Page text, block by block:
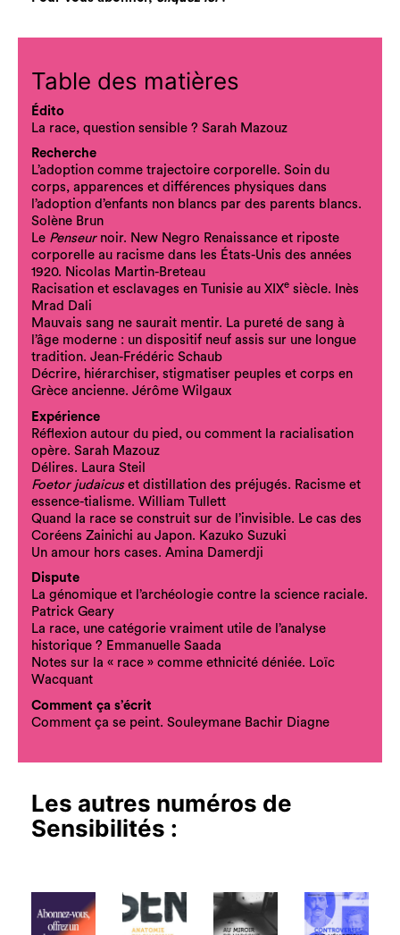
Table des matières
Édito
La race, question sensible ? Sarah Mazouz
Recherche
L’adoption comme trajectoire corporelle. Soin du
corps, apparences et différences physiques dans
l’adoption d’enfants non blancs par des parents blancs.
Solène Brun
Le Penseur noir. New Negro Renaissance et riposte
corporelle au racisme dans les États-Unis des années
1920. Nicolas Martin-Breteau
Racisation et esclavages en Tunisie au XIXe siècle. Inès
Mrad Dali
Mauvais sang ne saurait mentir. La pureté de sang à
l’âge moderne : un dispositif neuf assis sur une longue
tradition. Jean-Frédéric Schaub
Décrire, hiérarchiser, stigmatiser peuples et corps en
Grèce ancienne. Jérôme Wilgaux
Expérience
Réflexion autour du pied, ou comment la racialisation
opère. Sarah Mazouz
Délires. Laura Steil
Foetor judaicus et distillation des préjugés. Racisme et
essence-tialisme. William Tullett
Quand la race se construit sur de l’invisible. Le cas des
Coréens Zainichi au Japon. Kazuko Suzuki
Un amour hors cases. Amina Damerdji
Dispute
La génomique et l’archéologie contre la science raciale.
Patrick Geary
La race, une catégorie vraiment utile de l’analyse
historique ? Emmanuelle Saada
Notes sur la « race » comme ethnicité déniée. Loïc
Wacquant
Comment ça s’écrit
Comment ça se peint. Souleymane Bachir Diagne
Les autres numéros de
Sensibilités :